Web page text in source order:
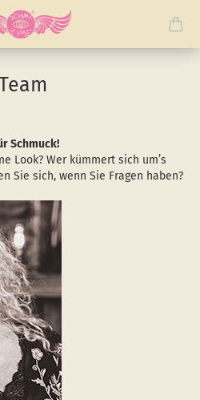
Schmuck!
Look? Wer kümmert sich um’s
Sie sich, wenn Sie Fragen haben?